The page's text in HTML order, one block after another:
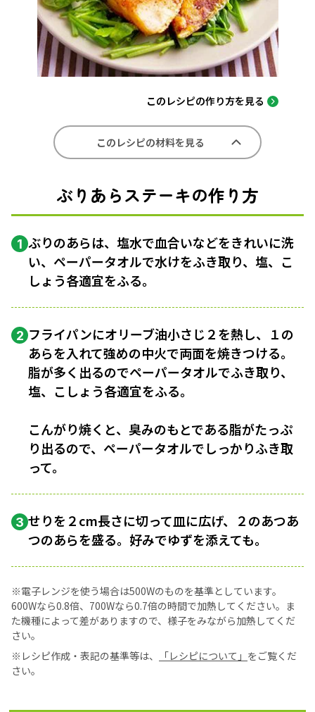
このレシピの作り方を見る
このレシピの材料を見る
ぶりあらステーキの作り方
1 ぶりのあらは、塩水で血合いなどをきれいに洗
い、ペーパータオルで水けをふき取り、塩、こ
しょう各適宜をふる。
2 フライパンにオリーブ油小さじ２を熱し、１の
あらを入れて強めの中火で両面を焼きつける。
脂が多く出るのでペーパータオルでふき取り、
塩、こしょう各適宜をふる。
こんがり焼くと、臭みのもとである脂がたっぷ
り出るので、ペーパータオルでしっかりふき取
って。
3 せりを２cm長さに切って皿に広げ、２のあつあ
つのあらを盛る。好みでゆずを添えても。
※電子レンジを使う場合は500Wのものを基準としています。
600Wなら0.8倍、700Wなら0.7倍の時間で加熱してください。ま
た機種によって差がありますので、様子をみながら加熱してくだ
さい。
※レシピ作成・表記の基準等は、
「レシピについて」 をご覧くだ
さい。